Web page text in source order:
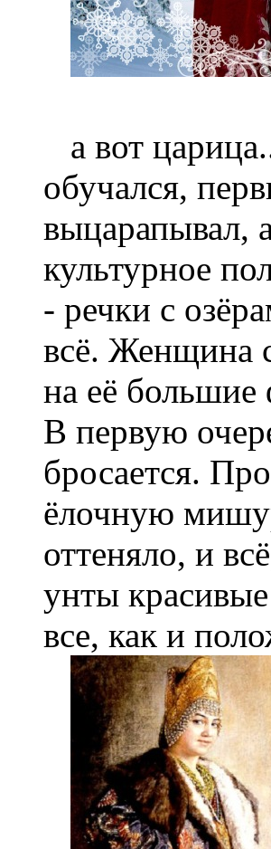
а вот
обучался,
выцарапывал,
культурное
- речки с
всё. Женщина
на её
В первую
бросается.
ёлочную
оттеняло, и
унты
все, как и